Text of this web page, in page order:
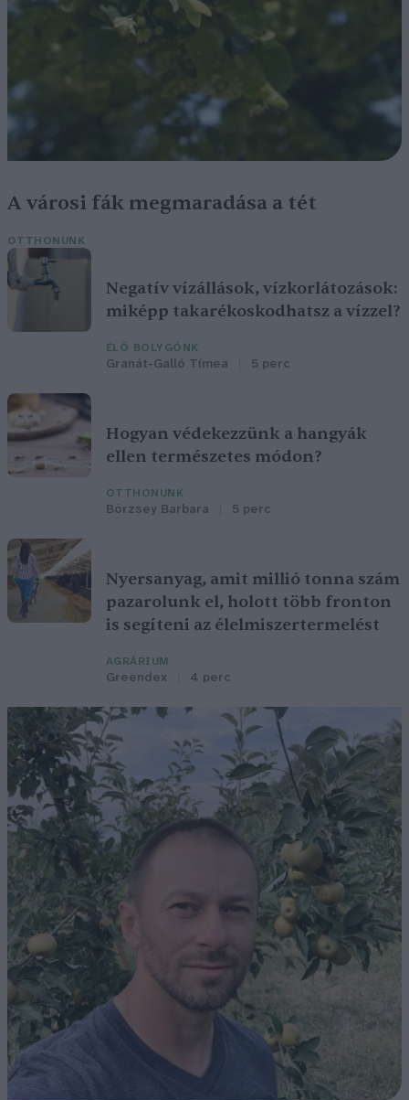
A városi fák megmaradása a tét
OTTHONUNK
Negatív vízállások, vízkorlátozások:
miképp takarékoskodhatsz a vízzel?
ÉLŐ BOLYGÓNK
Granát-Galló Tímea 5 perc
Hogyan védekezzünk a hangyák
ellen természetes módon?
OTTHONUNK
Börzsey Barbara 5 perc
Nyersanyag, amit millió tonna szám
pazarolunk el, holott több fronton
is segíteni az élelmiszertermelést
AGRÁRIUM
Greendex 4 perc